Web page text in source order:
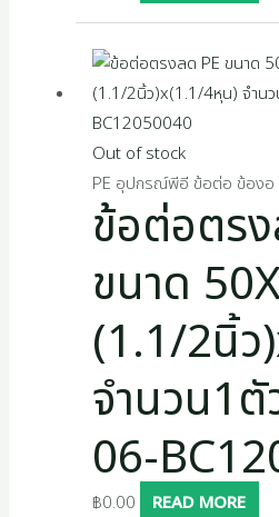
Out of stock
PE อุปกรณ์พีอี ข้อต่อ ข้อง
ข้อต่อตร
ขนาด
(1.1/2นิ้
จำนวน1
06-
฿0.00 READ MORE